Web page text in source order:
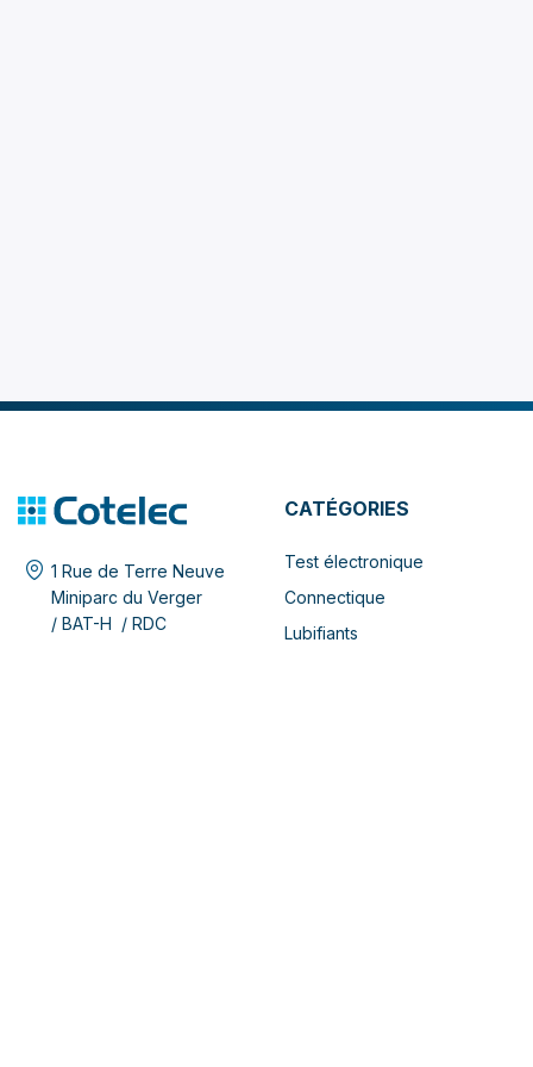
1 Rue de Terre Neuve
Miniparc du Verger
/ BAT-H / RDC
CATÉGORIES
Test électronique
Connectique
Lubifiants